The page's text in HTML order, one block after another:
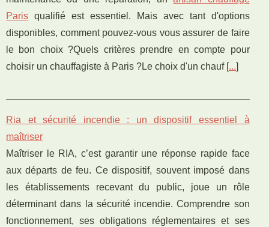
Paris qualifié est essentiel. Mais avec tant d'options
disponibles, comment pouvez-vous vous assurer de faire
le bon choix ?Quels critères prendre en compte pour
choisir un chauffagiste à Paris ?Le choix d'un chauf [...]
Ria et sécurité incendie : un dispositif essentiel à
maîtriser
Maîtriser le RIA, c’est garantir une réponse rapide face
aux départs de feu. Ce dispositif, souvent imposé dans
les établissements recevant du public, joue un rôle
déterminant dans la sécurité incendie. Comprendre son
fonctionnement, ses obligations réglementaires et ses